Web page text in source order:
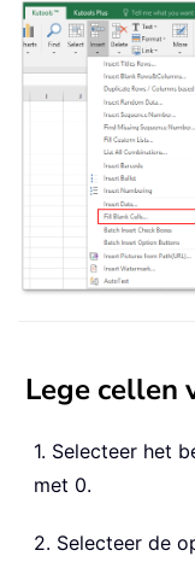
Lege cellen
1. Selecteer het
met 0.
2. Selecteer de